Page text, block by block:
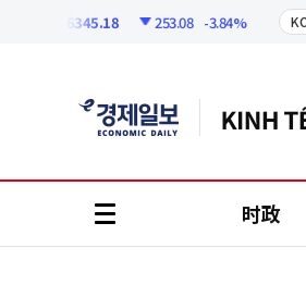
6345.18 253.08 -3.84%
时政